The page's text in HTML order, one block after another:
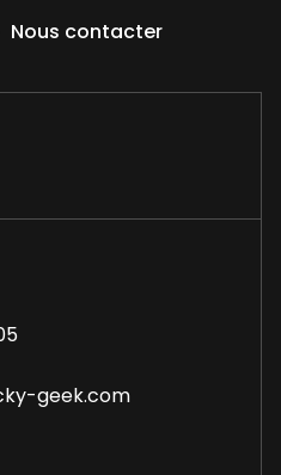
Nous contacter
geek.com